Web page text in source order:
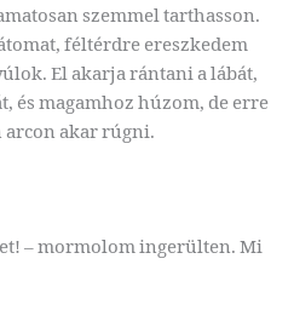
szemmel tarthasson.
féltérdre ereszkedem
El akarja rántani a lábát,
és magamhoz húzom, de erre
akar rúgni.
– mormolom ingerülten. Mi